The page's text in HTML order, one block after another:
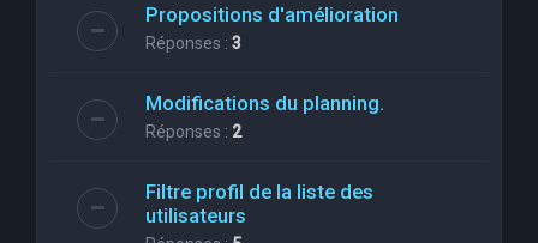
Propositions d'amélioration
Réponses : 3
Modifications du planning.
Réponses : 2
Filtre profil de la liste des
utilisateurs